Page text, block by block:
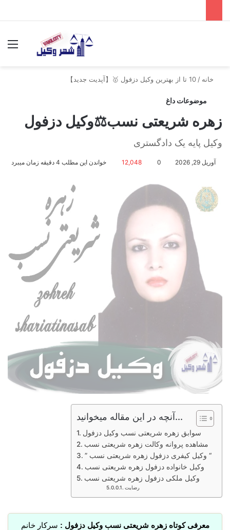
خانه / 10 تا از بهترین وکیل دزفول 🥇【آپدیت جدید】
موضوعات داغ
زهره شریعتی نسب⚖️وکیل دزفول
وکیل پایه یک دادگستری
آوریل 29, 2026 0
12,048 خواندن این مطلب 4 دقیقه زمان میبرد
آنچه در این مقاله میخوانید...
مشاهده پروانه وکالت زهره شریعتی نسب
” وکیل کیفری دزفول زهره شریعتی نسب “
وکیل خانواده دزفول زهره شریعتی نسب
وکیل ملکی دزفول زهره شریعتی نسب
رضایت
معرفی کوتاه زهره شریعتی نسب وکیل دزفول : سرکار خانم